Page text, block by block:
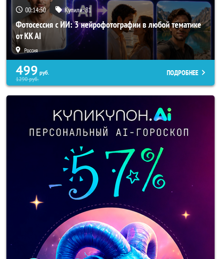
00:14:48 Купили:81
Фотосессия с ИИ: 3 нейрофотографии в любой тематике
от KK AI
Россия
499 руб.
1290руб.
ПОДРОБНЕЕ